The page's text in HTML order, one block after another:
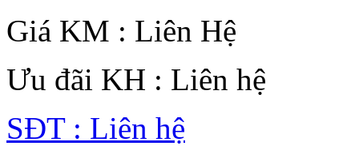
Giá KM : Liên Hệ
Ưu đãi KH : Liên hệ
SĐT : Liên hệ